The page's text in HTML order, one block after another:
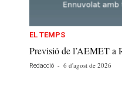
EL TEMPS
Previsió de l’AEMET a
Redacció - 6 d'agost de 2026